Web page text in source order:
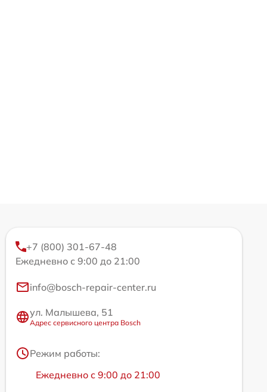
+7 (800) 301-67-48
Ежедневно с 9:00 до 21:00
info@bosch-repair-center.ru
ул. Малышева, 51
Адрес сервисного центра Bosch
Режим работы:
Ежедневно с 9:00 до 21:00